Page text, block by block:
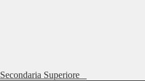
Secondaria Superiore